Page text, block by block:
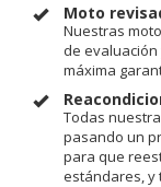
Moto
Nuestras
de
máxima
Todas
pasando un
para que
estándares, y